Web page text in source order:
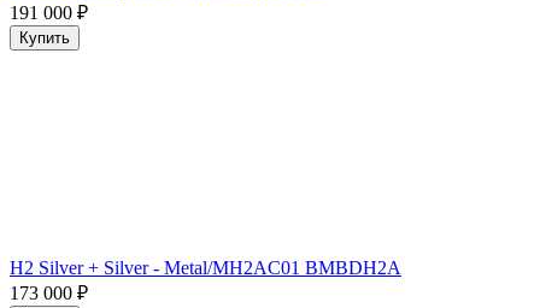
191 000 ₽
Купить
H2 Silver + Silver - Metal/MH2AC01 BMBDH2A
173 000 ₽